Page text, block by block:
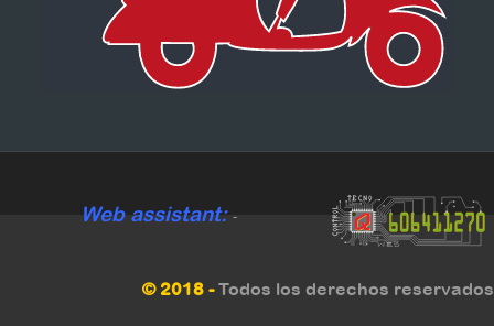
Web assistant: -
© 2018 -Todos los derechos reservados